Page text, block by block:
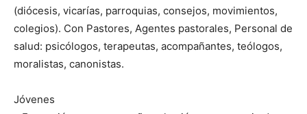
(diócesis, vicarías, parroquias, consejos, movimientos,
colegios). Con Pastores, Agentes pastorales, Personal de
salud: psicólogos, terapeutas, acompañantes, teólogos,
moralistas, canonistas.
Jóvenes